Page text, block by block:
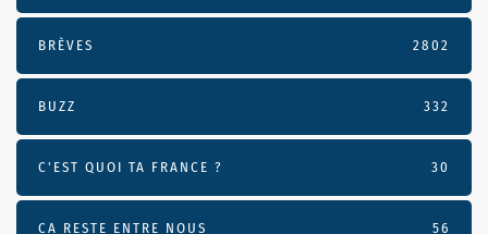
BRÈVES 2802
BUZZ 332
C'EST QUOI TA FRANCE ? 30
CA RESTE ENTRE NOUS 56